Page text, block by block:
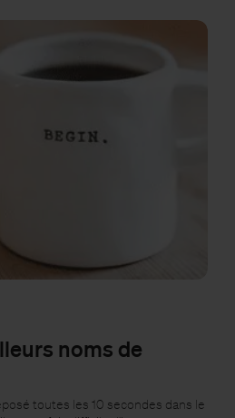
noms de
toutes les 10 secondes dans le